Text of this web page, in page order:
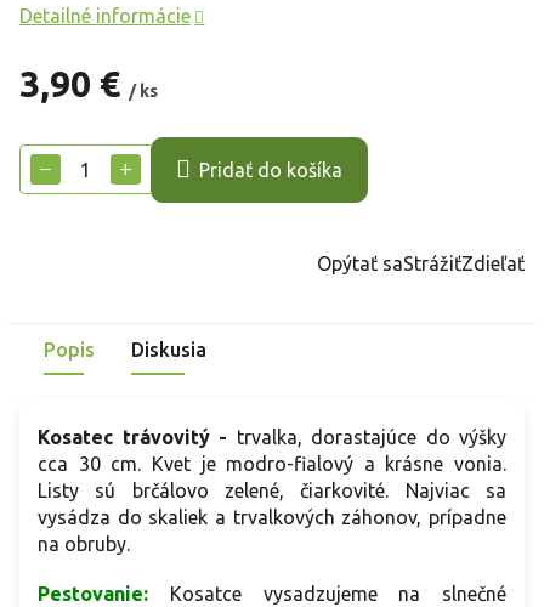
3,90 € / ks
cena:
+
− Pridať do košíka
Detailné informácie
Opýtať saStrážiťZdieľať
Popis Diskusia
Kosatec trávovitý - trvalka, dorastajúce do výšky
cca 30 cm. Kvet je modro-fialový a krásne vonia.
Listy sú brčálovo zelené, čiarkovité. Najviac sa
vysádza do skaliek a trvalkových záhonov, prípadne
na obruby.
Pestovanie: Kosatce vysadzujeme na slnečné